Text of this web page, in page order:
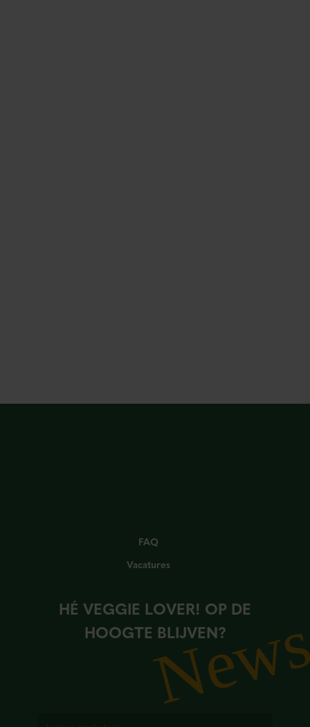
FAQ
Vacatures
HÉ VEGGIE LOVER! OP DE
HOOGTE BLIJVEN?